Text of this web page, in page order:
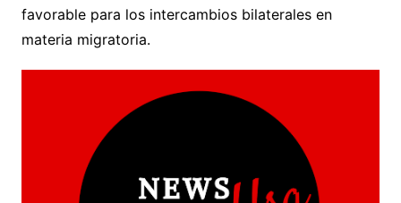
favorable para los intercambios bilaterales en
materia migratoria.